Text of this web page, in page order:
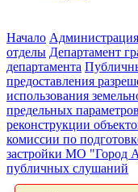
Начало
отделы Департамент
департамента
предоставления
использования
предельных
реконструкции
комиссии по
застройки МО "Город
публичных слушаний